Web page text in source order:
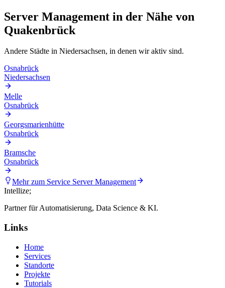
Server Management in der Nähe von
Quakenbrück
Andere Städte in Niedersachsen, in denen wir aktiv sind.
Osnabrück
Niedersachsen
Melle
Osnabrück
Georgsmarienhütte
Osnabrück
Bramsche
Osnabrück
Mehr zum Service Server Management
Intellize;
Partner für Automatisierung, Data Science & KI.
Links
Home
Services
Standorte
Projekte
Tutorials